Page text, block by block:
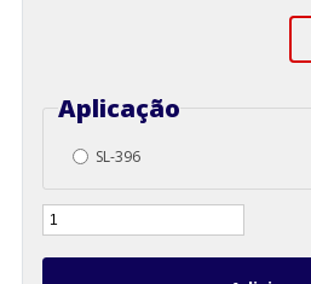
Aplicação
SL-396